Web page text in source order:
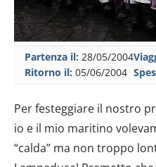
Partenza il: 28/05/2004
Ritorno il: 05/06/2004
Per festeggiare il nostro
io e il mio maritino
“calda” ma non troppo